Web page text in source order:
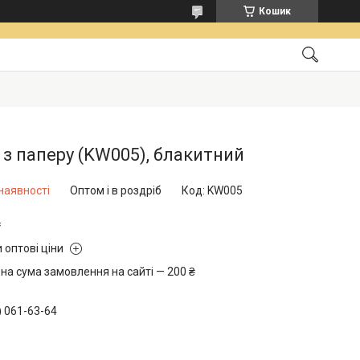
Кошик
з паперу (KW005), блакитний
Оптом і в роздріб Код: KW005
ціни
сума замовлення на сайті — 200 ₴
061-63-64